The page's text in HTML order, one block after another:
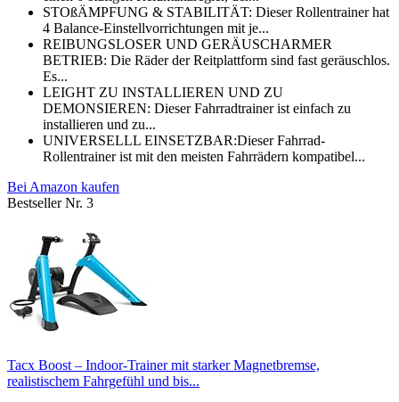
STOßÄMPFUNG & STABILITÄT: Dieser Rollentrainer hat
4 Balance-Einstellvorrichtungen mit je...
REIBUNGSLOSER UND GERÄUSCHARMER
BETRIEB: Die Räder der Reitplattform sind fast geräuschlos.
Es...
LEIGHT ZU INSTALLIEREN UND ZU
DEMONSIEREN: Dieser Fahrradtrainer ist einfach zu
installieren und zu...
UNIVERSELLL EINSETZBAR:Dieser Fahrrad-
Rollentrainer ist mit den meisten Fahrrädern kompatibel...
Bei Amazon kaufen
Bestseller Nr. 3
Tacx Boost – Indoor-Trainer mit starker Magnetbremse,
realistischem Fahrgefühl und bis...